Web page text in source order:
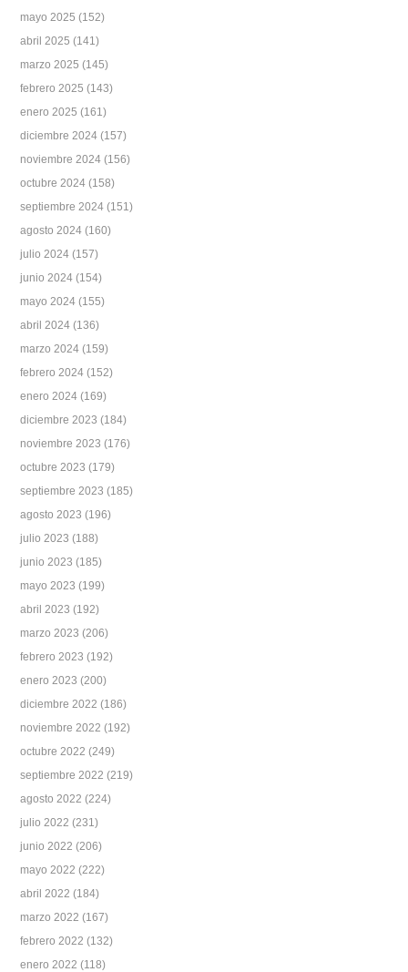
mayo 2025 (152)
abril 2025 (141)
marzo 2025 (145)
febrero 2025 (143)
enero 2025 (161)
diciembre 2024 (157)
noviembre 2024 (156)
octubre 2024 (158)
septiembre 2024 (151)
agosto 2024 (160)
julio 2024 (157)
junio 2024 (154)
mayo 2024 (155)
abril 2024 (136)
marzo 2024 (159)
febrero 2024 (152)
enero 2024 (169)
diciembre 2023 (184)
noviembre 2023 (176)
octubre 2023 (179)
septiembre 2023 (185)
agosto 2023 (196)
julio 2023 (188)
junio 2023 (185)
mayo 2023 (199)
abril 2023 (192)
marzo 2023 (206)
febrero 2023 (192)
enero 2023 (200)
diciembre 2022 (186)
noviembre 2022 (192)
octubre 2022 (249)
septiembre 2022 (219)
agosto 2022 (224)
julio 2022 (231)
junio 2022 (206)
mayo 2022 (222)
abril 2022 (184)
marzo 2022 (167)
febrero 2022 (132)
enero 2022 (118)